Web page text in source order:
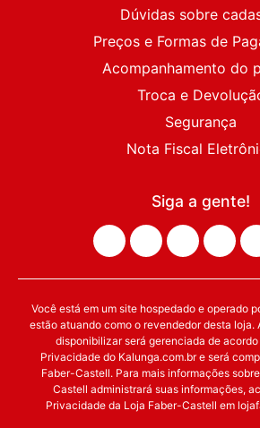
Dúvidas sobre
Preços e Formas de
Acompanhamento do
Troca e
Segurança
Nota Fiscal
Siga a gente!
Você está em um site hospedado e operado
estão atuando como o revendedor desta loja.
disponibilizar será gerenciada de
Privacidade do Kalunga.com.br e será
Faber-Castell. Para mais informações
Castell administrará suas informações,
Privacidade da Loja Faber-Castell em